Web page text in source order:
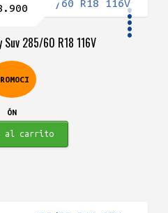
285/60 R18 116V
ÓN
actual
es:
$1.218.900.
al carrito